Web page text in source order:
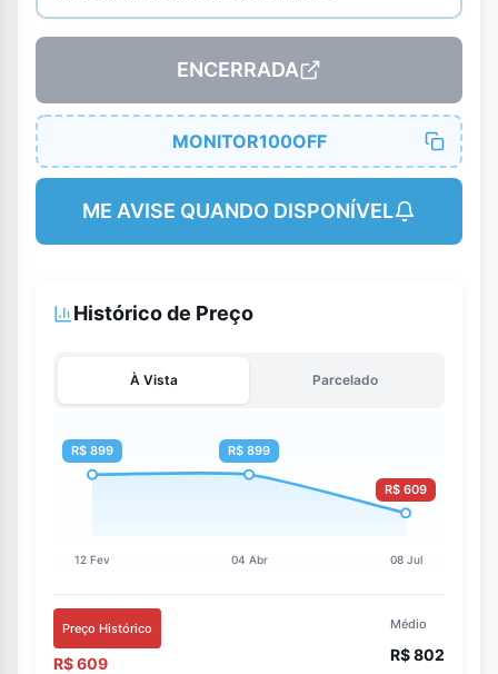
ENCERRADA
MONITOR100OFF
ME AVISE QUANDO DISPONÍVEL
Histórico de Preço
À Vista Parcelado
Preço Histórico
R$ 609
Médio
R$ 802